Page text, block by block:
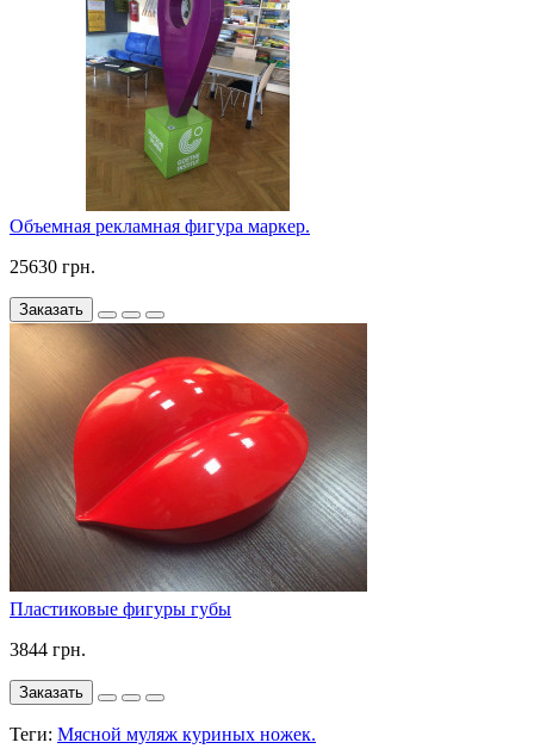
Объемная рекламная фигура маркер.
25630 грн.
Заказать
Пластиковые фигуры губы
3844 грн.
Заказать
Теги: Мясной муляж куриных ножек.